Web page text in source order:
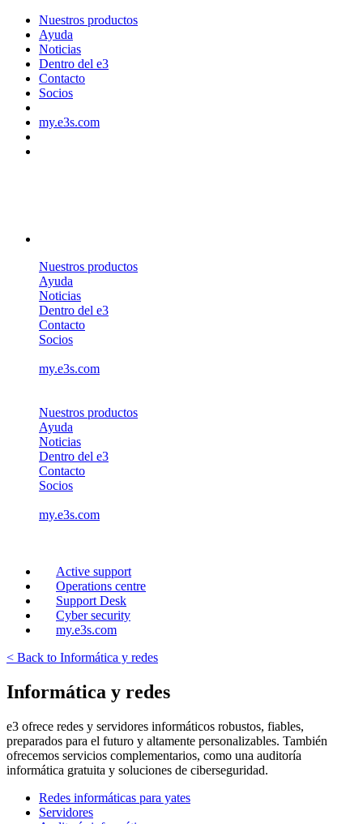
Nuestros productos
Ayuda
Noticias
Dentro del e3
Contacto
Socios
my.e3s.com
Nuestros productos
Ayuda
Noticias
Dentro del e3
Contacto
Socios
my.e3s.com
Nuestros productos
Ayuda
Noticias
Dentro del e3
Contacto
Socios
my.e3s.com
Active support
Operations centre
Support Desk
Cyber security
my.e3s.com
< Back to Informática y redes
Informática y redes
e3 ofrece redes y servidores informáticos robustos, fiables,
preparados para el futuro y altamente personalizables. También
ofrecemos servicios complementarios, como una auditoría
informática gratuita y soluciones de ciberseguridad.
Redes informáticas para yates
Servidores